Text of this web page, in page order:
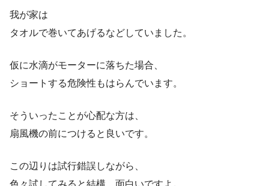
我が家は
タオルで巻いてあげるなどしていました。
仮に水滴がモーターに落ちた場合、
ショートする危険性もはらんでいます。
そういったことが心配な方は、
扇風機の前につけると良いです。
この辺りは試行錯誤しながら、
色々試してみると結構、面白いですよ。